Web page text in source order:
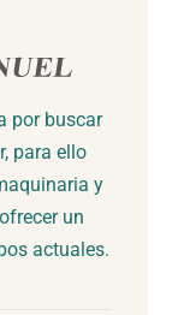
por buscar
para ello
y
un
actuales.